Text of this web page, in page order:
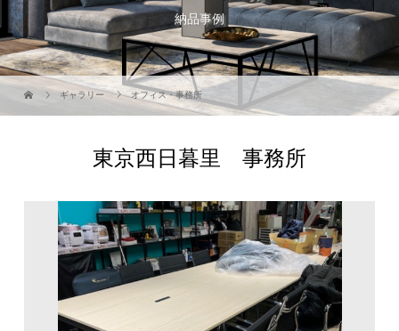
納品事例
ギャラリー オフィス・事務所
東京西日暮里 事務所